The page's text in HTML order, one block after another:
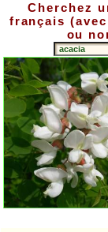
Cherchez
français
ou